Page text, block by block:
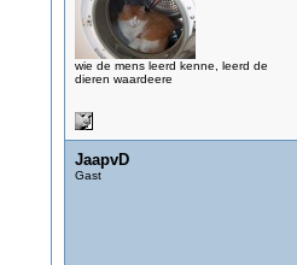
wie de mens leerd kenne, leerd de
dieren waardeere
JaapvD
Gast